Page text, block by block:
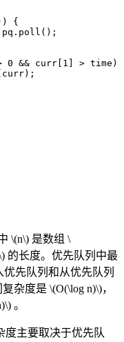
{
0 && curr[ 1 ] > time)
\(n\) 是数组 \
的长度。优先队列中最
先队列和从优先队列
杂度是 \(O(\log n)\)，
。
度主要取决于优先队